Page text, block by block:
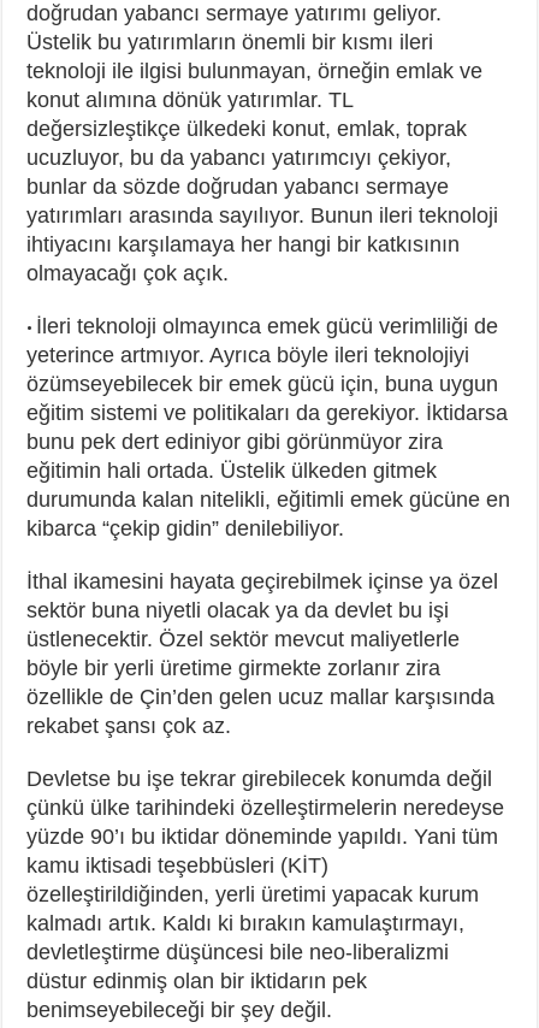
doğrudan yabancı sermaye yatırımı geliyor.
Üstelik bu yatırımların önemli bir kısmı ileri
teknoloji ile ilgisi bulunmayan, örneğin emlak ve
konut alımına dönük yatırımlar. TL
değersizleştikçe ülkedeki konut, emlak, toprak
ucuzluyor, bu da yabancı yatırımcıyı çekiyor,
bunlar da sözde doğrudan yabancı sermaye
yatırımları arasında sayılıyor. Bunun ileri teknoloji
ihtiyacını karşılamaya her hangi bir katkısının
olmayacağı çok açık.
• İleri teknoloji olmayınca emek gücü verimliliği de
yeterince artmıyor. Ayrıca böyle ileri teknolojiyi
özümseyebilecek bir emek gücü için, buna uygun
eğitim sistemi ve politikaları da gerekiyor. İktidarsa
bunu pek dert ediniyor gibi görünmüyor zira
eğitimin hali ortada. Üstelik ülkeden gitmek
durumunda kalan nitelikli, eğitimli emek gücüne en
kibarca “çekip gidin” denilebiliyor.
İthal ikamesini hayata geçirebilmek içinse ya özel
sektör buna niyetli olacak ya da devlet bu işi
üstlenecektir. Özel sektör mevcut maliyetlerle
böyle bir yerli üretime girmekte zorlanır zira
özellikle de Çin’den gelen ucuz mallar karşısında
rekabet şansı çok az.
Devletse bu işe tekrar girebilecek konumda değil
çünkü ülke tarihindeki özelleştirmelerin neredeyse
yüzde 90’ı bu iktidar döneminde yapıldı. Yani tüm
kamu iktisadi teşebbüsleri (KİT)
özelleştirildiğinden, yerli üretimi yapacak kurum
kalmadı artık. Kaldı ki bırakın kamulaştırmayı,
devletleştirme düşüncesi bile neo-liberalizmi
düstur edinmiş olan bir iktidarın pek
benimseyebileceği bir şey değil.